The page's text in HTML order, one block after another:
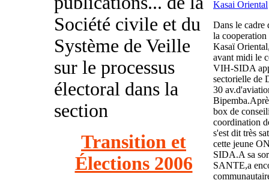
Société civile et du
Système de Veille
sur le processus
électoral dans la
section
Transition et
Élections 2006
Kasai Oriental
Dans le cadre
la cooperation
Kasaï
avant midi le
VIH-SIDA
sectorielle de
30
box de
coordination
s'est dit très
cette jeune
SIDA.A sa
SANTE,a